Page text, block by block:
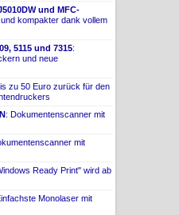
und MFC-
kompakter dank vollem
5115 und 7315:
und neue
zu 50 Euro zurück für den
: Dokumentenscanner mit
mit
Ready Print" wird ab
Monolaser mit